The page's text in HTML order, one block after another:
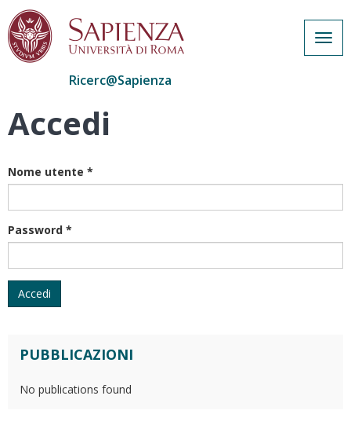
Salta
Ricerc@Sapienza
Accedi
Nome utente *
Password *
Accedi
PUBBLICAZIONI
No publications found